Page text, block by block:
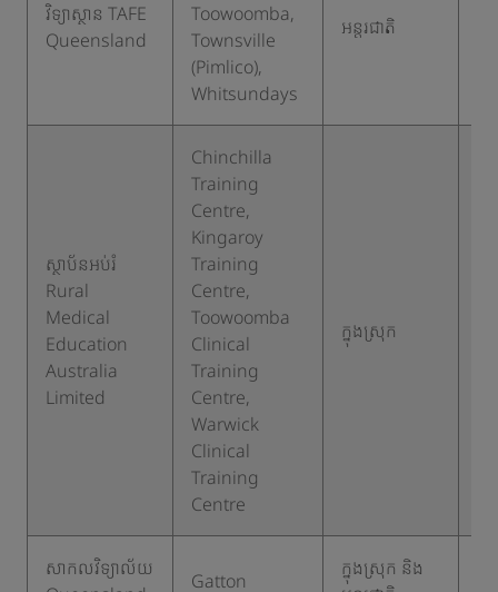
វិទ្យាស្ថាន TAFE
Queensland
Toowoomba,
Townsville
(Pimlico),
Whitsundays
អន្តរជាតិ
ស្ថាប័នអប់រំ
Rural
Medical
Education
Australia
Limited
Chinchilla
Training
Centre,
Kingaroy
Training
Centre,
Toowoomba
Clinical
Training
Centre,
Warwick
Clinical
Training
Centre
ក្នុងស្រុក
សាកលវិទ្យាល័យ
Gatton
ក្នុងស្រុក និង